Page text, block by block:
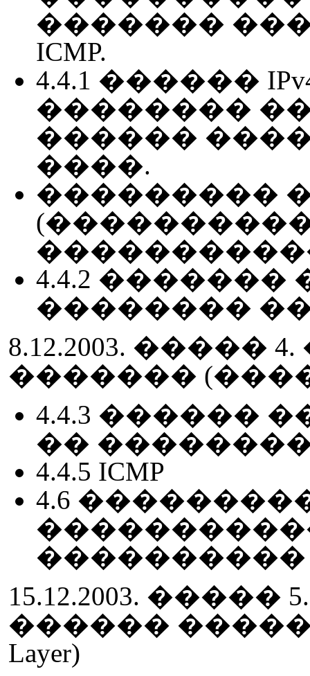
�������
ICMP.
4.4.1 ������
��������
������
����.
���������
4.4.2
��������
8.12.2003. �����
�������
4.4.3 ������
��
4.4.5 ICMP
4.6
15.12.2003.
������
Layer)